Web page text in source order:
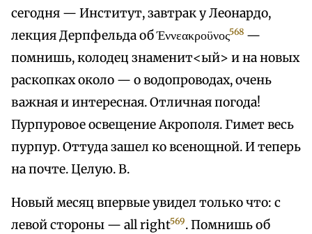
сегодня — Институт, завтрак у Леонардо,
лекция Дерпфельда об Έννεακροϋνος568 —
помнишь, колодец знаменит<ый> и на новых
раскопках около — о водопроводах, очень
важная и интересная. Отличная погода!
Пурпуровое освещение Акрополя. Гимет весь
пурпур. Оттуда зашел ко всенощной. И теперь
на почте. Целую. В.
Новый месяц впервые увидел только что: с
левой стороны — all right569. Помнишь об